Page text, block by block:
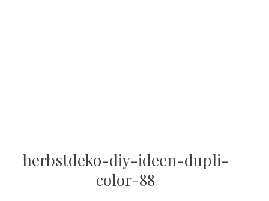
herbstdeko-diy-ideen-dupli-
color-88